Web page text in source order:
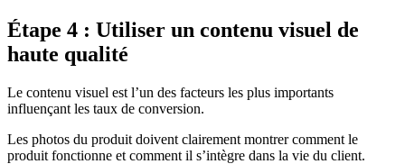
Étape 4 : Utiliser un contenu visuel de
haute qualité
Le contenu visuel est l’un des facteurs les plus importants
influençant les taux de conversion.
Les photos du produit doivent clairement montrer comment le
produit fonctionne et comment il s’intègre dans la vie du client.